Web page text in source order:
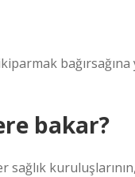
bağırsağına
bakar?